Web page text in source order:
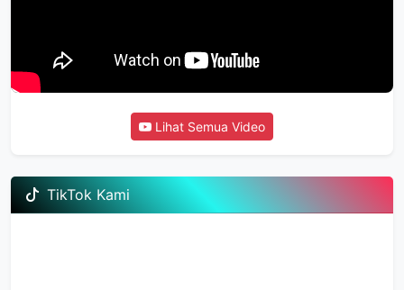
Lihat Semua Video
TikTok Kami